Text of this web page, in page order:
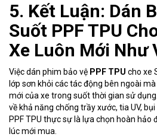
5. Kết Luận: Dán
Suốt PPF TPU
Xe Luôn Mới Như
Việc dán phim bảo vệ PPF TPU cho xe
lớp sơn khỏi các tác động bên ngoài
mới của xe trong suốt thời gian sử
về khả năng chống trầy xước, tia UV,
PPF TPU thực sự là lựa chọn hoàn hảo
lúc mới mua.